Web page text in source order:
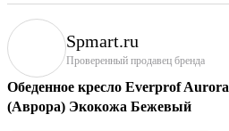
Spmart.ru
Проверенный продавец бренда
Обеденное кресло Everprof Aurora
(Аврора) Экокожа Бежевый